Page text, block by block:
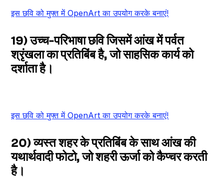
इस छवि को मुफ्त में OpenArt का उपयोग करके बनाएं!
19) उच्च-परिभाषा छवि जिसमें आंख में पर्वत
श्रृंखला का प्रतिबिंब है, जो साहसिक कार्य को
दर्शाता है।
इस छवि को मुफ्त में OpenArt का उपयोग करके बनाएं!
20) व्यस्त शहर के प्रतिबिंब के साथ आंख की
यथार्थवादी फोटो, जो शहरी ऊर्जा को कैप्चर करती
है।